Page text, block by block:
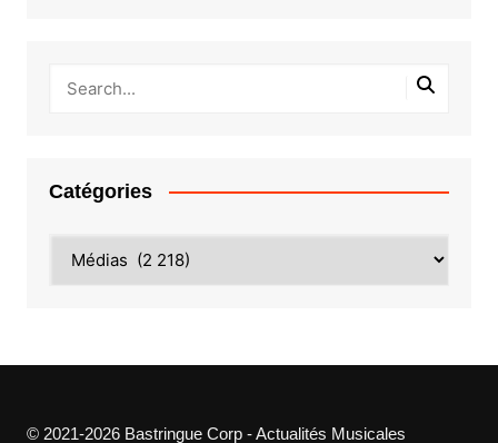
Catégories
© 2021-2026 Bastringue Corp - Actualités Musicales